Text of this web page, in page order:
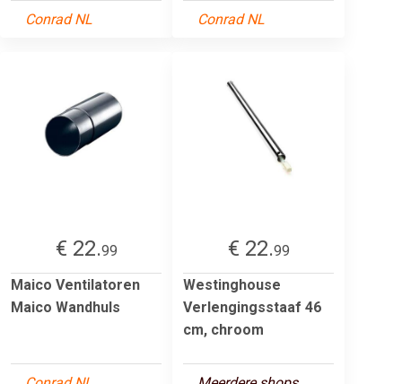
Conrad NL Conrad NL
€ 22.99
Maico Ventilatoren
Maico Wandhuls
€ 22.99
Westinghouse
Verlengingsstaaf 46
cm, chroom